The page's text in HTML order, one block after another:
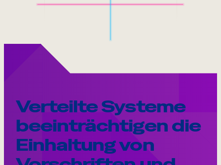
Verteilte Systeme
beeinträchtigen die
Einhaltung von